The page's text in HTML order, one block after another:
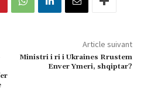
Article suivant
Ministri i ri i Ukraines Rrustem
Enver Ymeri, shqiptar?